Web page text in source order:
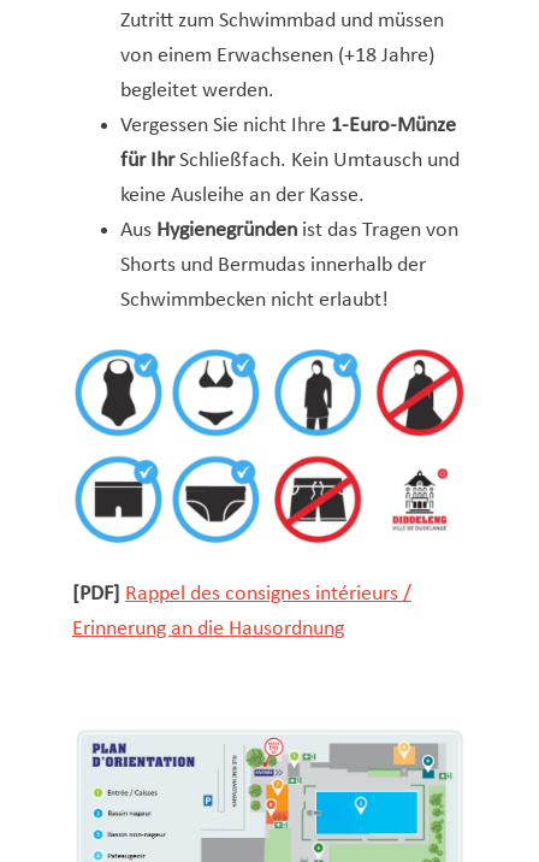
Zutritt zum Schwimmbad und müssen
von einem Erwachsenen (+18 Jahre)
begleitet werden.
Vergessen Sie nicht Ihre 1-Euro-Münze
für IhrSchließfach. Kein Umtausch und
keine Ausleihe an der Kasse.
Aus Hygienegründenist das Tragen von
Shorts und Bermudas innerhalb der
Schwimmbecken nicht erlaubt!
[PDF] Rappel des consignes intérieurs /
Erinnerung an die Hausordnung